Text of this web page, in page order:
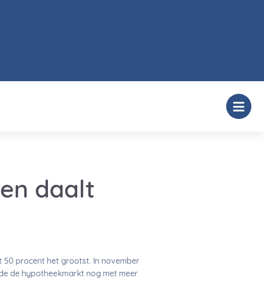
daalt
procent het grootst. In november
de hypotheekmarkt nog met meer